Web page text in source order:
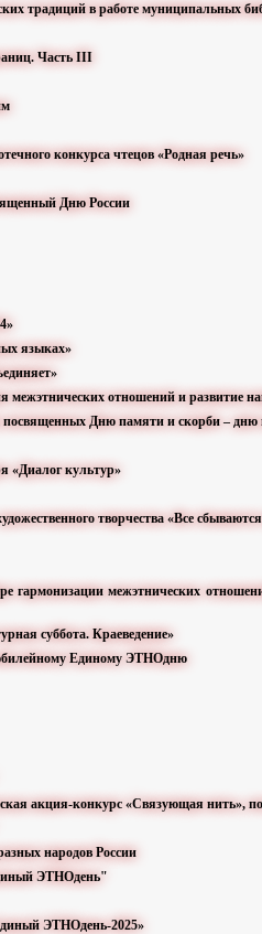
традиций в работе муниципальных
Часть III
конкурса чтецов «Родная речь»
Дню России
языках»
отношений и развитие
Дню памяти и скорби – дню
«Диалог культур»
творчества «Все
гармонизации межэтнических
суббота. Краеведение»
Единому ЭТНОдню
акция-конкурс «Связующая нить»,
народов России
ЭТНОдень"
ЭТНОдень-2025»